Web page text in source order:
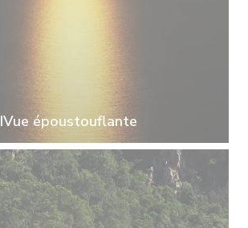
IVue époustouflante